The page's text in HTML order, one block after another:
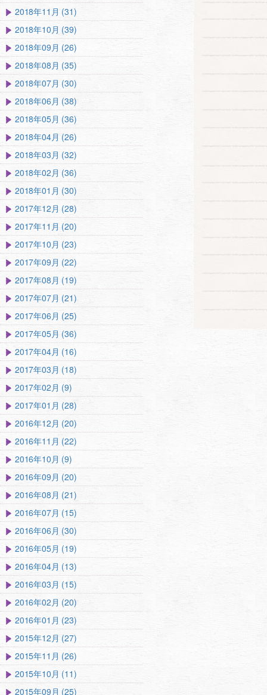
2018年11月 (31)
2018年10月 (39)
2018年09月 (26)
2018年08月 (35)
2018年07月 (30)
2018年06月 (38)
2018年05月 (36)
2018年04月 (26)
2018年03月 (32)
2018年02月 (36)
2018年01月 (30)
2017年12月 (28)
2017年11月 (20)
2017年10月 (23)
2017年09月 (22)
2017年08月 (19)
2017年07月 (21)
2017年06月 (25)
2017年05月 (36)
2017年04月 (16)
2017年03月 (18)
2017年02月 (9)
2017年01月 (28)
2016年12月 (20)
2016年11月 (22)
2016年10月 (9)
2016年09月 (20)
2016年08月 (21)
2016年07月 (15)
2016年06月 (30)
2016年05月 (19)
2016年04月 (13)
2016年03月 (15)
2016年02月 (20)
2016年01月 (23)
2015年12月 (27)
2015年11月 (26)
2015年10月 (11)
2015年09月 (25)